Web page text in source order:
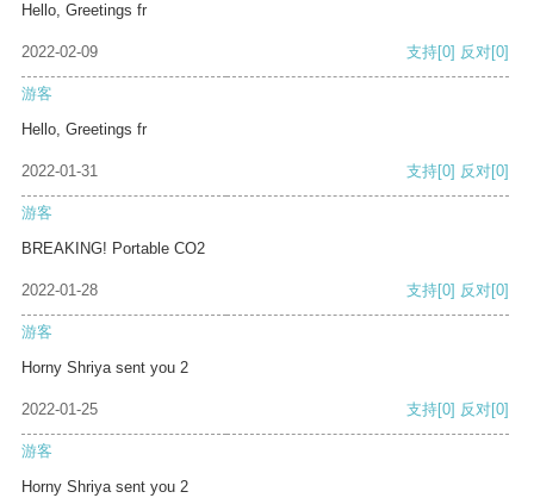
Hello, Greetings fr
2022-02-09 支持[0] 反对[0]
游客
Hello, Greetings fr
2022-01-31 支持[0] 反对[0]
游客
BREAKING! Portable CO2
2022-01-28 支持[0] 反对[0]
游客
Horny Shriya sent you 2
2022-01-25 支持[0] 反对[0]
游客
Horny Shriya sent you 2